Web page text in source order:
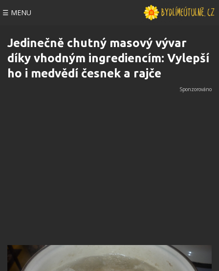
☰ MENU
Jedinečně chutný masový vývar
díky vhodným ingrediencím: Vylepší
ho i medvědí česnek a rajče